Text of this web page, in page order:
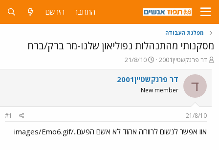
התחבר הירשם
מפלגת העבודה
מסקנותי מהתנהלות נפוליאון שלנו-מר ברק/ברח
פ
ו
ת
ח
ה
ו
ש
א
דר פרנקשטיין2001
פ
ו
ר
ם
ר
21/8/10
ד דר פרנקשטיין2001
New member
21/8/10
#1
אוו אפשר לנשום לרווחה אהוד לא אשם הפעם../images/Emo6.gif